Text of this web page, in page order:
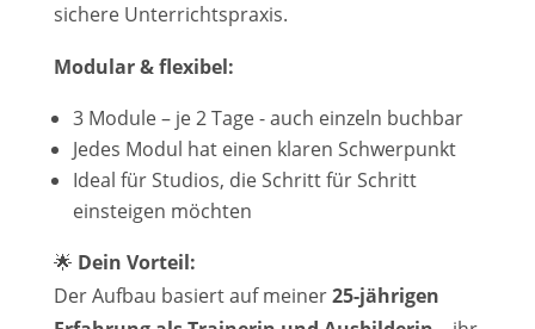
sichere Unterrichtspraxis.
Modular & flexibel:
3 Module – je 2 Tage - auch einzeln buchbar
Jedes Modul hat einen klaren Schwerpunkt
Ideal für Studios, die Schritt für Schritt
einsteigen möchten
🌟 Dein Vorteil:
Der Aufbau basiert auf meiner25-jährigen